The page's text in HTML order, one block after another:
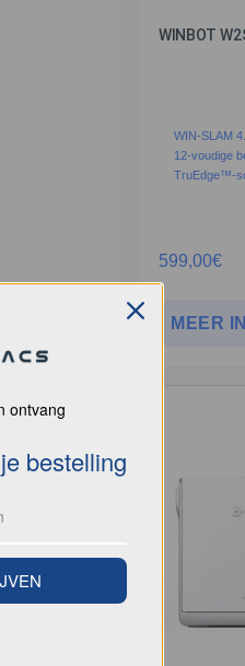
WINBOT
WIN-SLAM
12-voudige
TruEdge™-
599,00€
MEER
ontvang
bestelling